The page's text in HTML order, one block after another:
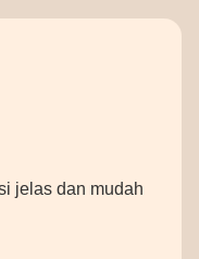
jelas dan mudah